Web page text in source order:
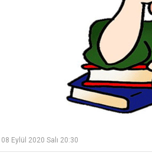
08 Eylül 2020 Salı 20:30